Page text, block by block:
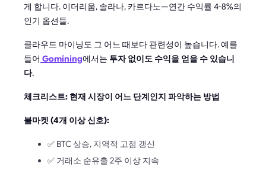
게 합니다. 이더리움, 솔라나, 카르다노—연간 수익률 4-8%의
인기 옵션들.
클라우드 마이닝도 그 어느 때보다 관련성이 높습니다. 예를
들어 Gomining에서는 투자 없이도 수익을 얻을 수 있습니
다.
체크리스트: 현재 시장이 어느 단계인지 파악하는 방법
불마켓 (4개 이상 신호):
✅ BTC 상승, 지역적 고점 갱신
✅ 거래소 순유출 2주 이상 지속